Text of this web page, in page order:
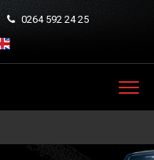
0264 592 24 25